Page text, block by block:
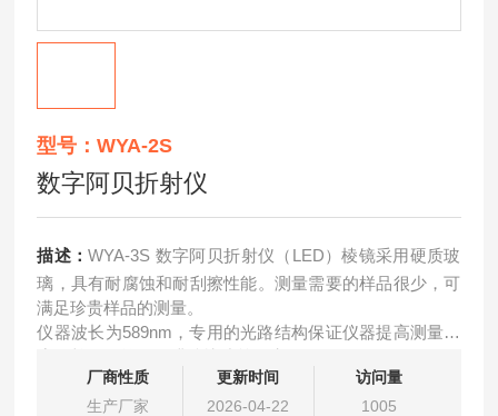
型号：WYA-2S
数字阿贝折射仪
描述：WYA-3S 数字阿贝折射仪（LED）棱镜采用硬质玻
璃，具有耐腐蚀和耐刮擦性能。测量需要的样品很少，可
满足珍贵样品的测量。
仪器波长为589nm，专用的光路结构保证仪器提高测量精
采用高精度的温度传感器，使温度测量更加准确，内置流
通池可配置专用的恒温水浴槽，满足在恒定温度下的测
厂商性质
生产厂家
更新时间
2026-04-22
访问量
1005